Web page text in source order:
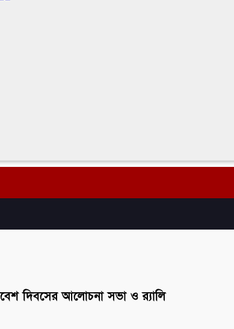
দিবসের আলোচনা সভা ও র‍্যালি